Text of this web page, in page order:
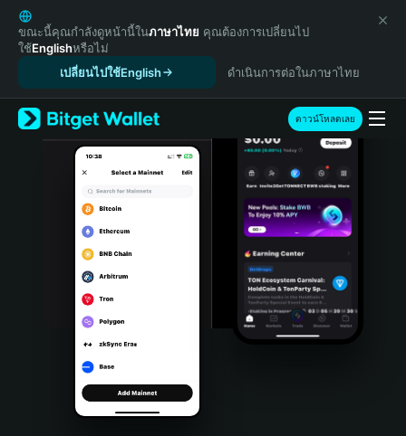
English
日本語
Tiếng Việt
Español (Latinoamérica)
Türkçe
Italiano
Português (Portugal)
Bahasa Indonesia
Português (Brasil)
Español (Argentina)
ขณะนี้คุณกำลังดูหน้านี้ในภาษาไทย คุณต้องการเปลี่ยนไป
ใช้Englishหรือไม่
เปลี่ยนไปใช้English
ดำเนินการต่อในภาษาไทย
ดาวน์โหลดเลย